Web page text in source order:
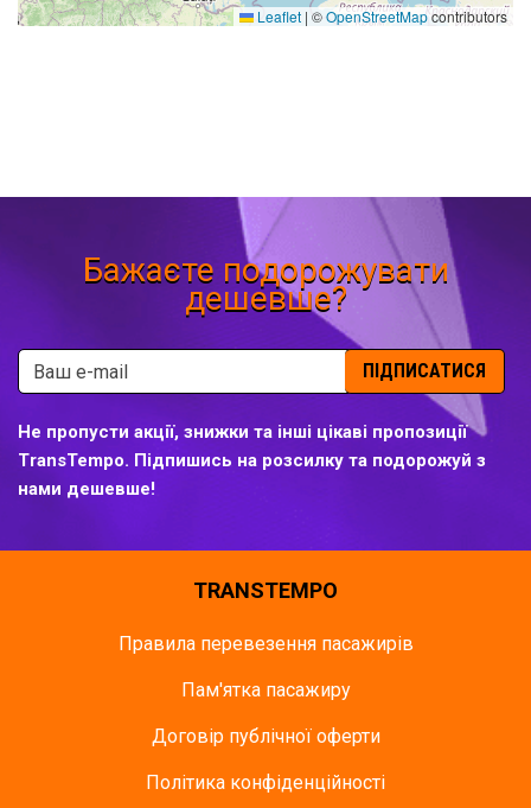
Leaflet | ©OpenStreetMapcontributors
Бажаєте подорожувати
дешевше?
ПІДПИСАТИСЯ
Не пропусти акції, знижки та інші цікаві пропозиції
TransTempo. Підпишись на розсилку та подорожуй з
нами дешевше!
TRANSTEMPO
Правила перевезення пасажирів
Пам'ятка пасажиру
Договір публічної оферти
Політика конфіденційності